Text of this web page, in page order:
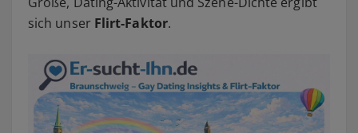
sich unser Flirt-Faktor.